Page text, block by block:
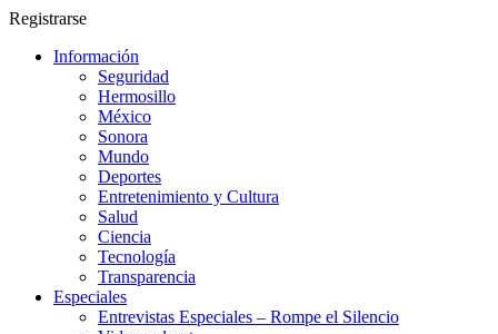
Registrarse
Información
Seguridad
Hermosillo
México
Sonora
Mundo
Deportes
Entretenimiento y Cultura
Salud
Ciencia
Tecnología
Transparencia
Especiales
Entrevistas Especiales – Rompe el Silencio